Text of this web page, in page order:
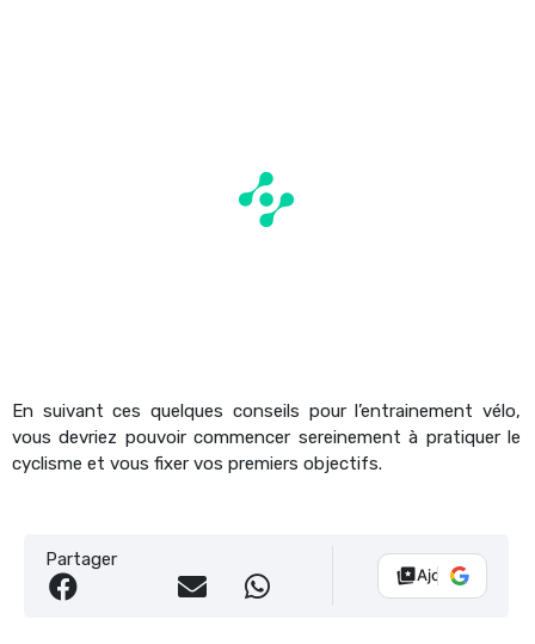
En suivant ces quelques conseils pour l’entrainement vélo,
vous devriez pouvoir commencer sereinement à pratiquer le
cyclisme et vous fixer vos premiers objectifs.
Partager
Ajouter Vélo